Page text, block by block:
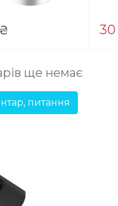
₴ 30
ще немає
питання